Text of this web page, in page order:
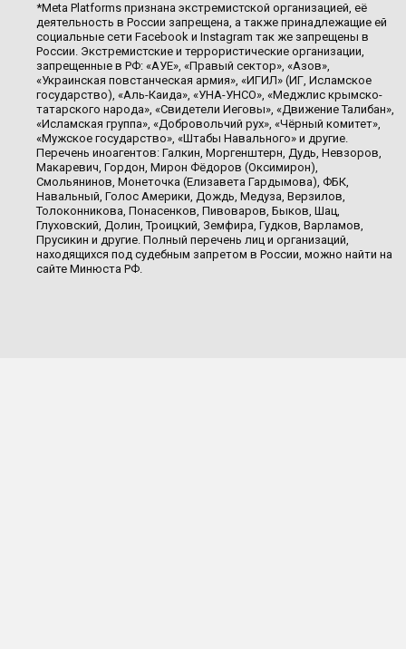
*Meta Platforms признана экстремистской организацией, её
деятельность в России запрещена, а также принадлежащие ей
социальные сети Facebook и Instagram так же запрещены в
России. Экстремистские и террористические организации,
запрещенные в РФ: «АУЕ», «Правый сектор», «Азов»,
«Украинская повстанческая армия», «ИГИЛ» (ИГ, Исламское
государство), «Аль-Каида», «УНА-УНСО», «Меджлис крымско-
татарского народа», «Свидетели Иеговы», «Движение Талибан»,
«Исламская группа», «Добровольчий рух», «Чёрный комитет»,
«Мужское государство», «Штабы Навального» и другие.
Перечень иноагентов: Галкин, Моргенштерн, Дудь, Невзоров,
Макаревич, Гордон, Мирон Фёдоров (Оксимирон),
Смольянинов, Монеточка (Елизавета Гардымова), ФБК,
Навальный, Голос Америки, Дождь, Медуза, Верзилов,
Толоконникова, Понасенков, Пивоваров, Быков, Шац,
Глуховский, Долин, Троицкий, Земфира, Гудков, Варламов,
Прусикин и другие. Полный перечень лиц и организаций,
находящихся под судебным запретом в России, можно найти на
сайте Минюста РФ.